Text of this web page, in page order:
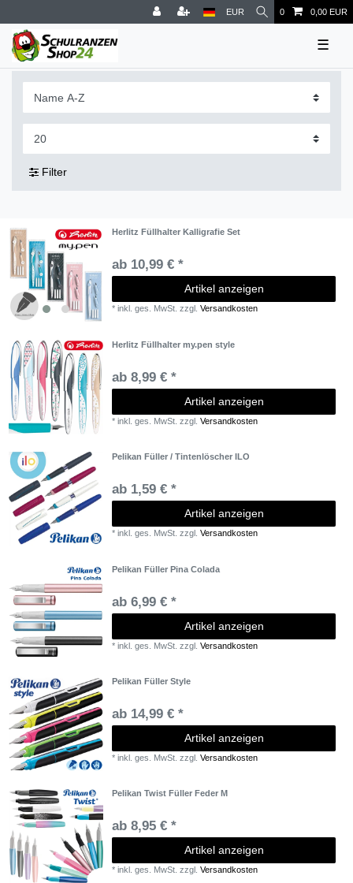
EUR 0 0,00 EUR
☰
Filter
Herlitz Füllhalter Kalligrafie Set
ab 10,99 € *
Artikel anzeigen
*inkl. ges. MwSt. zzgl.Versandkosten
Herlitz Füllhalter my.pen style
ab 8,99 € *
Artikel anzeigen
*inkl. ges. MwSt. zzgl.Versandkosten
Pelikan Füller / Tintenlöscher ILO
ab 1,59 € *
Artikel anzeigen
*inkl. ges. MwSt. zzgl.Versandkosten
Pelikan Füller Pina Colada
ab 6,99 € *
Artikel anzeigen
*inkl. ges. MwSt. zzgl.Versandkosten
Pelikan Füller Style
ab 14,99 € *
Artikel anzeigen
*inkl. ges. MwSt. zzgl.Versandkosten
Pelikan Twist Füller Feder M
ab 8,95 € *
Artikel anzeigen
*inkl. ges. MwSt. zzgl.Versandkosten